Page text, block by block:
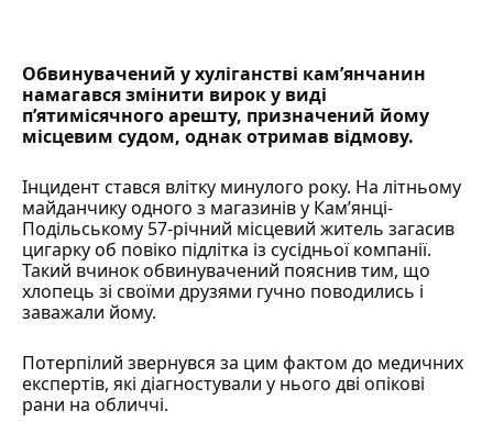
Обвинувачений у хуліганстві кам’янчанин
намагався змінити вироку виді
п’ятимісячного арешту, призначений йому
місцевим судом, однак отримав відмову.
Інцидент стався влітку минулого року. На літньому
майданчику одного з магазинів у Кам’янці-
Подільському 57-річний місцевий житель загасив
цигарку об повіко підлітка із сусідньої компанії.
Такий вчинок обвинувачений пояснив тим, що
хлопець зі своїми друзями гучно поводились і
заважали йому.
Потерпілий звернувся за цим фактом до медичних
експертів, які діагностували у нього дві опікові
рани на обличчі.